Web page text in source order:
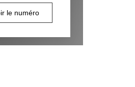
le numéro